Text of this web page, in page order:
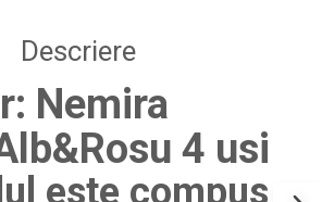
Descriere
Nemira
4 usi
este compus